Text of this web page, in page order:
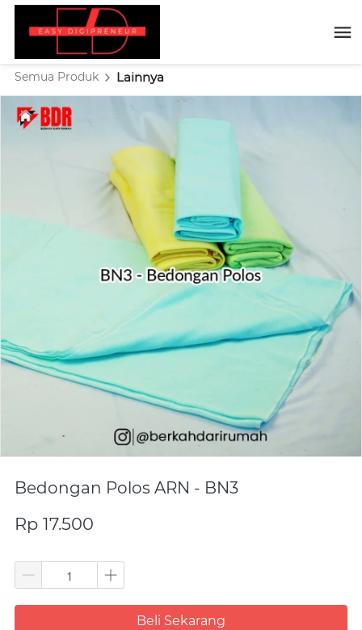
Semua Produk Lainnya
Bedongan Polos ARN - BN3
Rp 17.500
`
Beli Sekarang